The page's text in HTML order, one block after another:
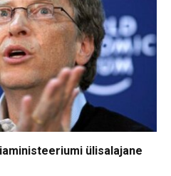
ülisalajane